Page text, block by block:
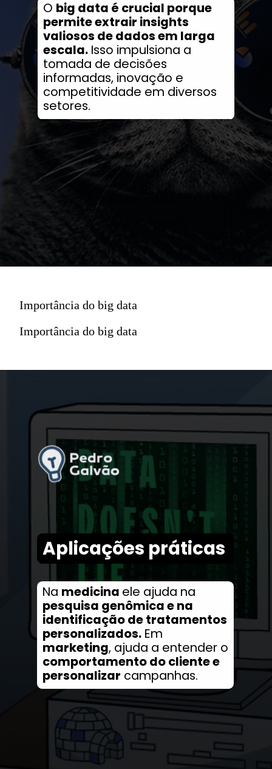
O big data é crucial porque
permite extrair insights
valiosos de dados em larga
escala.Isso impulsiona a
tomada de decisões
informadas, inovação e
competitividade em diversos
setores.
Importância do big data
Importância do big data
Na medicina ele ajuda na
pesquisa genômica e na
identificação de tratamentos
personalizados.Em
marketing, ajuda a entender o
comportamento do cliente e
personalizar campanhas.
Aplicações práticas